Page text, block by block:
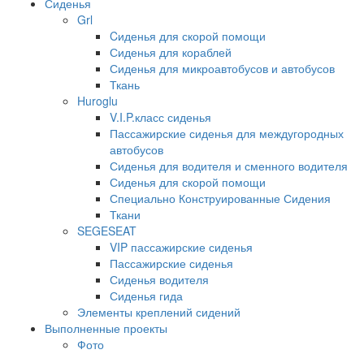
Сиденья
Grl
Cиденья для скорой помощи
Сиденья для кораблей
Сиденья для микроавтобусов и автобусов
Ткань
Huroglu
V.I.P.класс сиденья
Пассажирские сиденья для междугородных
автобусов
Сиденья для водителя и сменного водителя
Сиденья для скорой помощи
Специально Конструированные Сидения
Ткани
SEGESEAT
VIP пассажирские сиденья
Пассажирские сиденья
Сиденья водителя
Сиденья гида
Элементы креплений сидений
Выполненные проекты
Фото